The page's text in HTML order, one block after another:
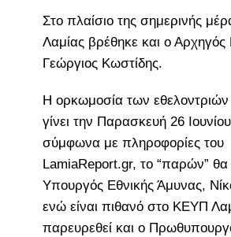
Στο πλαίσιο της σημερινής
Λαμίας βρέθηκε και ο
Γεώργιος Κωστίδης.
Η ορκωμοσία των
γίνει την Παρασκευή 26
σύμφωνα με πληροφορίες του
LamiaReport.gr, το “παρών”
Υπουργός Εθνικής Άμυνας,
ενώ είναι πιθανό στο ΚΕΥΠ
παρευρεθεί και ο